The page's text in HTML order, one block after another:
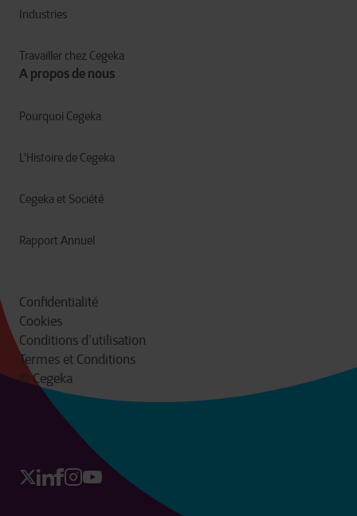
Industries
Travailler chez Cegeka
A propos de nous
Pourquoi Cegeka
L'Histoire de Cegeka
Cegeka et Société
Rapport Annuel
Confidentialité
Cookies
Conditions d’utilisation
Termes et Conditions
© Cegeka